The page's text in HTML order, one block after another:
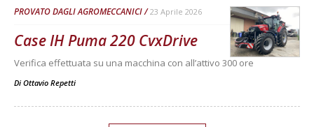
PROVATO DAGLI AGROMECCANICI 23 Aprile 2026
Case IH Puma 220 CvxDrive
Verifica effettuata su una macchina con all’attivo 300 ore
Di Ottavio Repetti